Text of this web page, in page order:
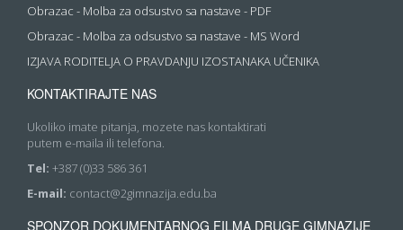
Obrazac - Molba za odsustvo sa nastave - PDF
Obrazac - Molba za odsustvo sa nastave - MS Word
IZJAVA RODITELJA O PRAVDANJU IZOSTANAKA UČENIKA
KONTAKTIRAJTE NAS
Ukoliko imate pitanja, mozete nas kontaktirati
putem e-maila ili telefona.
Tel: +387 (0)33 586 361
E-mail: contact@2gimnazija.edu.ba
SPONZOR DOKUMENTARNOG FILMA DRUGE GIMNAZIJE